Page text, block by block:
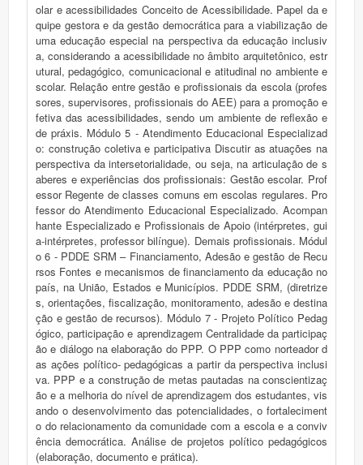
olar e acessibilidades Conceito de Acessibilidade. Papel da e
quipe gestora e da gestão democrática para a viabilização de
uma educação especial na perspectiva da educação inclusiv
a, considerando a acessibilidade no âmbito arquitetônico, estr
utural, pedagógico, comunicacional e atitudinal no ambiente e
scolar. Relação entre gestão e profissionais da escola (profes
sores, supervisores, profissionais do AEE) para a promoção e
fetiva das acessibilidades, sendo um ambiente de reflexão e
de práxis. Módulo 5 - Atendimento Educacional Especializad
o: construção coletiva e participativa Discutir as atuações na
perspectiva da intersetorialidade, ou seja, na articulação de s
aberes e experiências dos profissionais: Gestão escolar. Prof
essor Regente de classes comuns em escolas regulares. Pro
fessor do Atendimento Educacional Especializado. Acompan
hante Especializado e Profissionais de Apoio (intérpretes, gui
a-intérpretes, professor bilíngue). Demais profissionais. Módul
o 6 - PDDE SRM – Financiamento, Adesão e gestão de Recu
rsos Fontes e mecanismos de financiamento da educação no
país, na União, Estados e Municípios. PDDE SRM, (diretrize
s, orientações, fiscalização, monitoramento, adesão e destina
ção e gestão de recursos). Módulo 7 - Projeto Político Pedag
ógico, participação e aprendizagem Centralidade da participaç
ão e diálogo na elaboração do PPP. O PPP como norteador d
as ações político- pedagógicas a partir da perspectiva inclusi
va. PPP e a construção de metas pautadas na conscientizaç
ão e a melhoria do nível de aprendizagem dos estudantes, vis
ando o desenvolvimento das potencialidades, o fortaleciment
o do relacionamento da comunidade com a escola e a conviv
ência democrática. Análise de projetos político pedagógicos
(elaboração, documento e prática).